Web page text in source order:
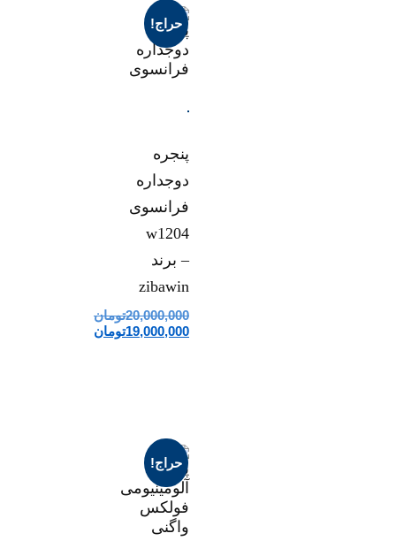
حراج!
پنجره
دوجداره
فرانسوی
w1204
– برند
zibawin
20,000,000تومان
19,000,000تومان
حراج!